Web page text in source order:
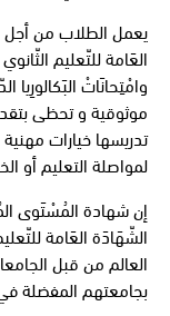
يعمل الطلاب من أجل
وامْتِحانَاتْ البَكالورِيا
موثوقية و تحظى
تدريسها خيارات
لمواصلة التعليم أو
العالم من قبل
بجامعتهم المفضلة